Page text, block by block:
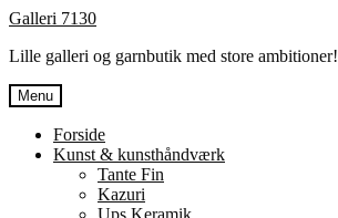
Spring
navigation
Spring
indhold
Galleri 7130
Lille galleri og garnbutik med store ambitioner!
Menu
Forside
Kunst & kunsthåndværk
Tante Fin
Kazuri
Ups Keramik